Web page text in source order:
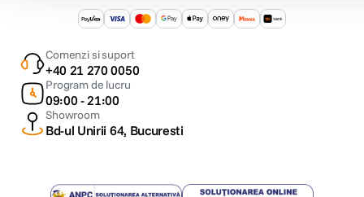
Comenzi si suport
+40 21 270 0050
Program de lucru
09:00 - 21:00
Showroom
Bd-ul Unirii 64, Bucuresti